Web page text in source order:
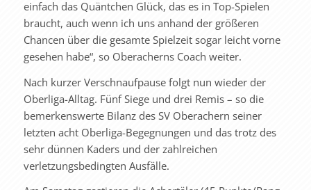
einfach das Quäntchen Glück, das es in Top-Spielen
braucht, auch wenn ich uns anhand der größeren
Chancen über die gesamte Spielzeit sogar leicht vorne
gesehen habe“, so Oberacherns Coach weiter.
Nach kurzer Verschnaufpause folgt nun wieder der
Oberliga-Alltag. Fünf Siege und drei Remis – so die
bemerkenswerte Bilanz des SV Oberachern seiner
letzten acht Oberliga-Begegnungen und das trotz des
sehr dünnen Kaders und der zahlreichen
verletzungsbedingten Ausfälle.